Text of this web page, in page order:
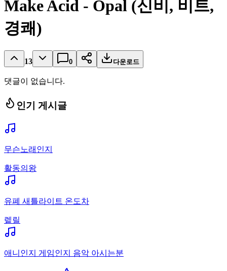
Make Acid - Opal (신비, 비트,
경쾌)
13 0 다운로드
댓글이 없습니다.
인기 게시글
무슨노래인지
활동의왕
유폐 새틀라이트 온도차
렡릴
애니인지 게임인지 음악 아시는분